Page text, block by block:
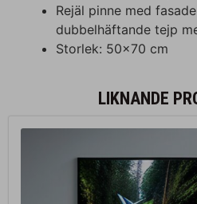
Rejäl pinne med
dubbelhäftande tejp
Storlek: 50×70 cm
LIKNANDE